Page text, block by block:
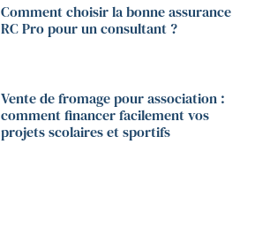
Comment choisir la bonne assurance
RC Pro pour un consultant ?
Vente de fromage pour association :
comment financer facilement vos
projets scolaires et sportifs